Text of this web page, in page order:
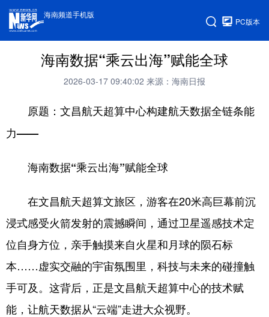
海南频道手机版
PC版本
海南数据“乘云出海”赋能全球
2026-03-17 09:40:02 来源：海南日报
原题：文昌航天超算中心构建航天数据全链条能
力——
海南数据“乘云出海”赋能全球
在文昌航天超算文旅区，游客在20米高巨幕前沉
浸式感受火箭发射的震撼瞬间，通过卫星遥感技术定
位自身方位，亲手触摸来自火星和月球的陨石标
本……虚实交融的宇宙氛围里，科技与未来的碰撞触
手可及。这背后，正是文昌航天超算中心的技术赋
能，让航天数据从“云端”走进大众视野。